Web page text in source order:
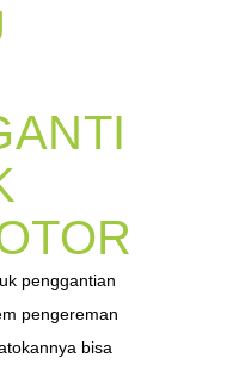
penggantian
pengereman
bisa